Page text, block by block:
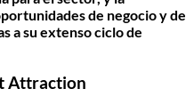
de negocio y de
a su extenso ciclo de
Attraction